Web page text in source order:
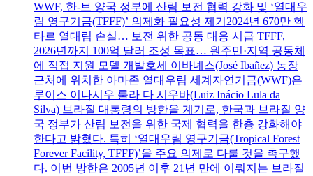
WWF, 한-브 양국 정부에 산림 보전 협력 강화 및 ‘열대우
림 영구기금(TFFF)’ 의제화 필요성 제기2024년 670만 헥
타르 열대림 손실… 보전 위한 공동 대응 시급 TFFF,
2026년까지 100억 달러 조성 목표… 원주민·지역 공동체
에 직접 지원 모델 개발호세 이바녜스(José Ibañez) 농장
근처에 위치한 아마존 열대우림 세계자연기금(WWF)은
루이스 이나시우 룰라 다 시우바(Luiz Inácio Lula da
Silva) 브라질 대통령의 방한을 계기로, 한국과 브라질 양
국 정부가 산림 보전을 위한 국제 협력을 한층 강화해야
한다고 밝혔다. 특히 ‘열대우림 영구기금(Tropical Forest
Forever Facility, TFFF)’을 주요 의제로 다룰 것을 촉구했
다. 이번 방한은 2005년 이후 21년 만에 이뤄지는 브라질